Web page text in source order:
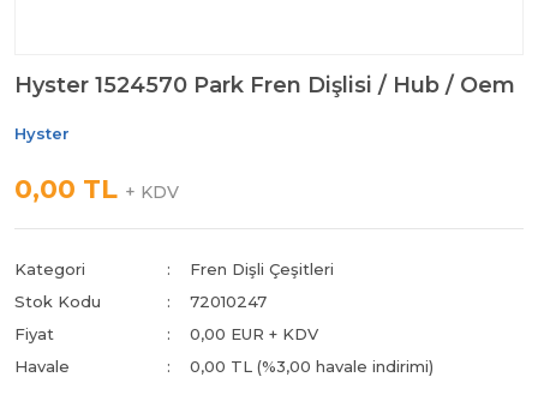
Hyster 1524570 Park Fren Dişlisi / Hub / Oem
Hyster
0,00 TL + KDV
Kategori
Fren Dişli Çeşitleri
Stok Kodu
72010247
Fiyat
0,00 EUR + KDV
Havale
0,00 TL (%3,00 havale indirimi)